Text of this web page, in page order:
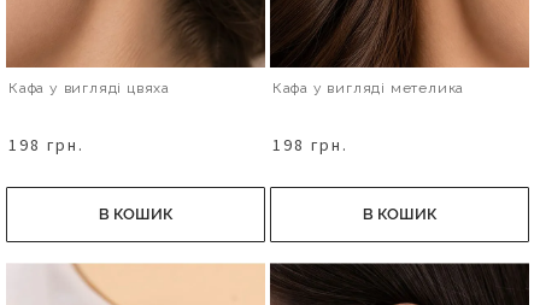
Кафа у вигляді цвяха
198 грн.
В КОШИК
Кафа у вигляді метелика
198 грн.
В КОШИК